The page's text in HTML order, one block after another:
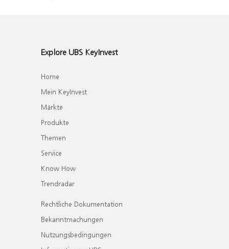
Explore UBS KeyInvest
Home
Mein KeyInvest
Märkte
Produkte
Themen
Service
Know How
Trendradar
Rechtliche Dokumentation
Bekanntmachungen
Nutzungsbedingungen